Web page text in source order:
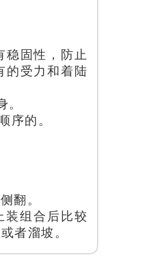
稳固性，防止
的受力和着陆
序的。
翻。
装组合后比较
者溜坡。